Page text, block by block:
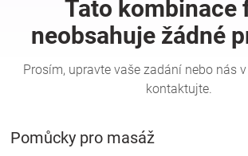
Hračky
Pomůcky pro masáž